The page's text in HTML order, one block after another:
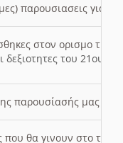
παρουσιασεις για
στον ορισμο
δεξιοτητες του 21ου
παρουσίασής μας
που θα γινουν στο